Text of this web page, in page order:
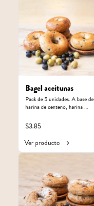
Bagel aceitunas
Pack de 5 unidades. A base de
harina de centeno, harina
y verdes.
$3.85
Ver producto